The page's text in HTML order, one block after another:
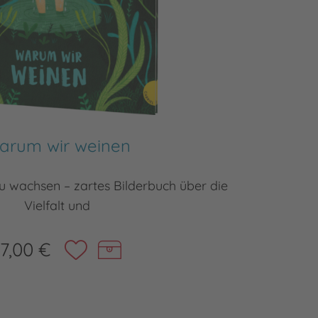
wir weinen
wachsen – zartes Bilderbuch über die
Vielfalt und
€